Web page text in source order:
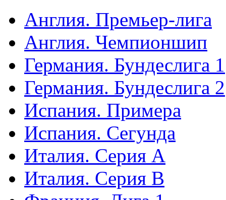
Англия. Премьер-лига
Англия. Чемпионшип
Германия. Бундеслига 1
Германия. Бундеслига 2
Испания. Примера
Испания. Сегунда
Италия. Серия А
Италия. Серия B